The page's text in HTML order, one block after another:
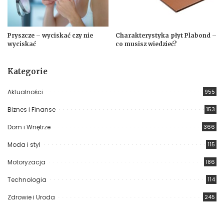
Pryszcze – wyciskać czy nie
wyciskać
Charakterystyka płyt Plabond –
co musisz wiedzieć?
Kategorie
Aktualności 955
Biznes i Finanse 153
Dom i Wnętrze 366
Moda i styl 115
Motoryzacja 186
Technologia 114
Zdrowie i Uroda 245